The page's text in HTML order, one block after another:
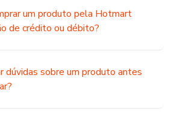
um produto pela Hotmart
de crédito ou débito?
dúvidas sobre um produto antes